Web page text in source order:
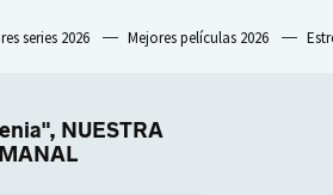
series 2026 Mejores películas 2026
NUESTRA